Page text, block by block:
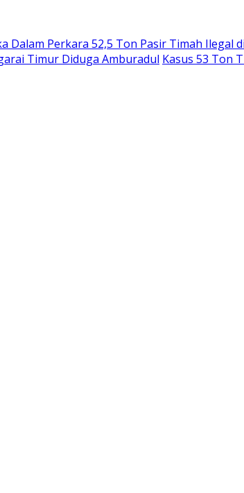
Dalam Perkara 52,5 Ton Pasir Timah Ilegal
Timur Diduga Amburadul Kasus 53 Ton